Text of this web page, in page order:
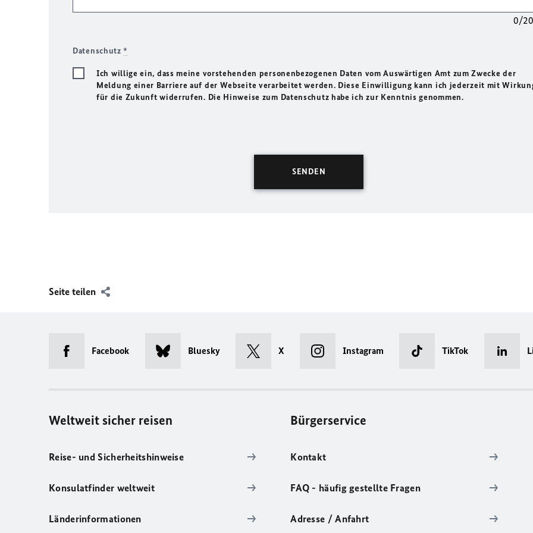
0/
Datenschutz*
Ich willige ein, dass meine vorstehenden personenbezogenen Daten vom Auswärtigen Amt zum Zwecke der
Meldung einer Barriere auf der Webseite verarbeitet werden. Diese Einwilligung kann ich jederzeit mit
für die Zukunft widerrufen. Die Hinweise zum Datenschutz habe ich zur Kenntnis genommen.
Seite teilen
Facebook Bluesky X Instagram TikTok
Weltweit sicher reisen
Reise- und Sicherheitshinweise
Konsulatfinder weltweit
Länderinformationen
Bürgerservice
Kontakt
FAQ - häufig gestellte Fragen
Adresse / Anfahrt